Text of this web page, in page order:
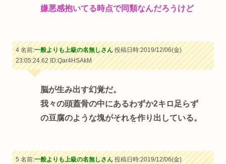
嫌悪感抱いてる時点で同類なんだろうけど
4 名前:一般よりも上級の名無しさん投稿日時:2019/12/06(金)
23:05:24.62ID:Qar4HSAkM
脳が生み出す幻覚だ。
我々の頭蓋骨の中にあるわずか2キロ足らず
の豆腐のような塊がそれを作り出している。
5 名前:一般よりも上級の名無しさん投稿日時:2019/12/06(金)